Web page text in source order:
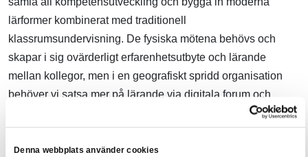
Denna webbplats använder cookies
lärformer kombinerat med traditionell
klassrumsundervisning. De fysiska mötena behövs och
skapar i sig ovärderligt erfarenhetsutbyte och lärande
mellan kollegor, men i en geografiskt spridd organisation
behöver vi satsa mer på lärande via digitala forum och
media. Vi har mycket spännande jobb framför oss och är
övertygade om att vi genom löpande kompetensutveckling
ska kunna behålla våra duktiga medarbetare, men också